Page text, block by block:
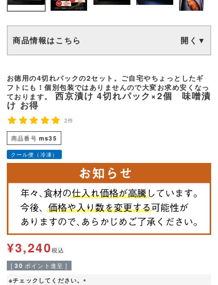
商品情報はこちら
お徳用の4切れパックの2セット。ご自宅やちょっとしたギ
フトにも！個別包装ではありませんので大変お求め安くなっ
ております。
西京漬け 4切れパック×2個 味噌漬
け お得
2件
商品番号 ms35
クール便（冷凍）
¥3,240税込
[ 30 ポイント進呈 ]
※チェックしてください。